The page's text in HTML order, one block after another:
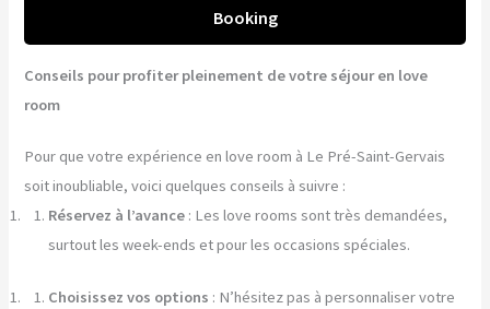
Booking
Conseils pour profiter pleinement de votre séjour en love
room
Pour que votre expérience en love room à Le Pré-Saint-Gervais
soit inoubliable, voici quelques conseils à suivre :
Réservez à l’avance : Les love rooms sont très demandées,
surtout les week-ends et pour les occasions spéciales.
Choisissez vos options : N’hésitez pas à personnaliser votre